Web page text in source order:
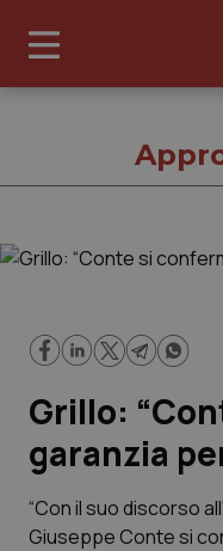
Cronache
Governo e
Regioni e Asl
Lavoro e
Grillo:
garanzia
“Con il suo discorso
Giuseppe Conte si